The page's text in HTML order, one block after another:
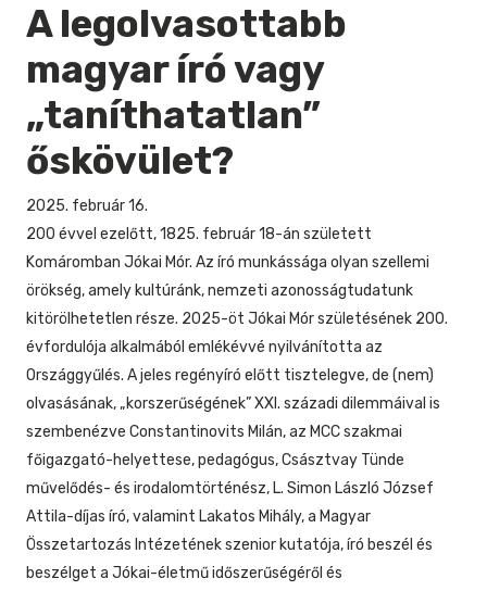
A legolvasottabb
magyar író vagy
„taníthatatlan”
őskövület?
2025. február 16.
200 évvel ezelőtt, 1825. február 18-án született
Komáromban Jókai Mór. Az író munkássága olyan szellemi
örökség, amely kultúránk, nemzeti azonosságtudatunk
kitörölhetetlen része. 2025-öt Jókai Mór születésének 200.
évfordulója alkalmából emlékévvé nyilvánította az
Országgyűlés. A jeles regényíró előtt tisztelegve, de (nem)
olvasásának, „korszerűségének” XXI. századi dilemmáival is
szembenézve Constantinovits Milán, az MCC szakmai
főigazgató-helyettese, pedagógus, Császtvay Tünde
művelődés- és irodalomtörténész, L. Simon László József
Attila-díjas író, valamint Lakatos Mihály, a Magyar
Összetartozás Intézetének szenior kutatója, író beszél és
beszélget a Jókai-életmű időszerűségéről és